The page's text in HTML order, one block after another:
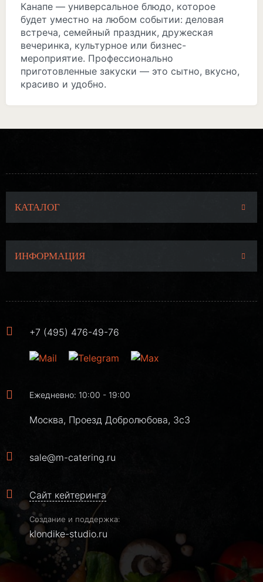
Канапе — универсальное блюдо, которое
будет уместно на любом событии: деловая
встреча, семейный праздник, дружеская
вечеринка, культурное или бизнес-
мероприятие. Профессионально
приготовленные закуски — это сытно, вкусно,
красиво и удобно.
КАТАЛОГ
ИНФОРМАЦИЯ
+7 (495) 476-49-76
Ежедневно: 10:00 - 19:00
Москва, Проезд Добролюбова, 3с3
sale@m-catering.ru
Сайт кейтеринга
Создание и поддержка:
klondike-studio.ru